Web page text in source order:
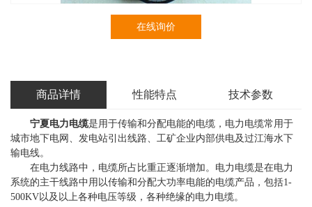
在线询价
商品详情 性能特点 技术参数
宁夏电力电缆是用于传输和分配电能的电缆，电力电缆常用于
城市地下电网、发电站引出线路、工矿企业内部供电及过江海水下
输电线。
在电力线路中，电缆所占比重正逐渐增加。电力电缆是在电力
系统的主干线路中用以传输和分配大功率电能的电缆产品，包括1-
500KV以及以上各种电压等级，各种绝缘的电力电缆。